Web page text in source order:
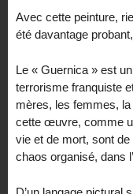
Avec cette peinture,
été davantage
Le « Guernica » est
terrorisme franquiste
mères, les femmes,
cette œuvre, comme
vie et de mort, sont de
chaos organisé, dans